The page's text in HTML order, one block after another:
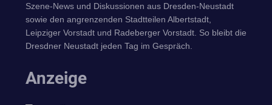
Szene-News und Diskussionen aus Dresden-Neustadt
sowie den angrenzenden Stadtteilen Albertstadt,
Leipziger Vorstadt und Radeberger Vorstadt. So bleibt die
Dresdner Neustadt jeden Tag im Gespräch.
Anzeige